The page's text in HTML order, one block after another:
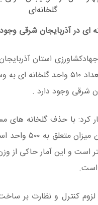
گلخانه‌ای
استان
شرقی وجود دارد .
کرد: با حذف گلخانه های
۱۳۰ هکتار از این
واحد ۳۰۰ متر است و این آمار حاکی
لزوم کنترل و نظارت بر